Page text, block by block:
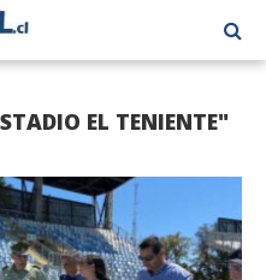
EL TENIENTE"